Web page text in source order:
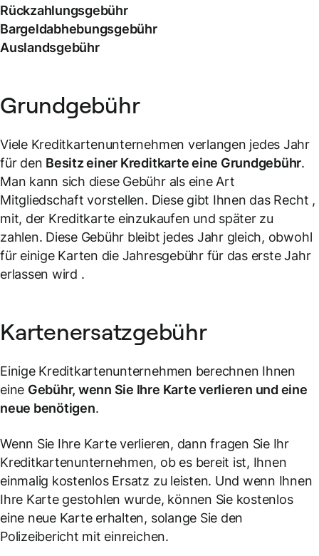
Rückzahlungsgebühr
Bargeldabhebungsgebühr
Auslandsgebühr
Grundgebühr
Viele Kreditkartenunternehmen verlangen jedes Jahr
für den Besitz einer Kreditkarte eine Grundgebühr.
Man kann sich diese Gebühr als eine Art
Mitgliedschaft vorstellen. Diese gibt Ihnen das Recht ,
mit, der Kreditkarte einzukaufen und später zu
zahlen. Diese Gebühr bleibt jedes Jahr gleich, obwohl
für einige Karten die Jahresgebühr für das erste Jahr
erlassen wird .
Kartenersatzgebühr
Einige Kreditkartenunternehmen berechnen Ihnen
eine Gebühr, wenn Sie Ihre Karte verlieren und eine
neue benötigen.
Wenn Sie Ihre Karte verlieren, dann fragen Sie Ihr
Kreditkartenunternehmen, ob es bereit ist, Ihnen
einmalig kostenlos Ersatz zu leisten. Und wenn Ihnen
Ihre Karte gestohlen wurde, können Sie kostenlos
eine neue Karte erhalten, solange Sie den
Polizeibericht mit einreichen.